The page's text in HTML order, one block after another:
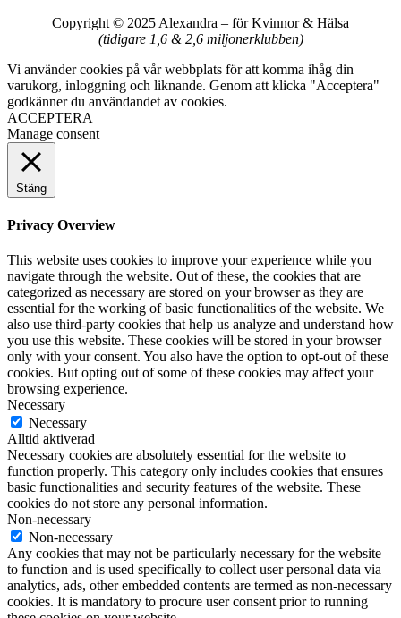
Copyright © 2025 Alexandra – för Kvinnor & Hälsa
(tidigare 1,6 & 2,6 miljonerklubben)
Vi använder cookies på vår webbplats för att komma ihåg din
varukorg, inloggning och liknande. Genom att klicka "Acceptera"
godkänner du användandet av cookies.
ACCEPTERA
Manage consent
Stäng
Privacy Overview
This website uses cookies to improve your experience while you
navigate through the website. Out of these, the cookies that are
categorized as necessary are stored on your browser as they are
essential for the working of basic functionalities of the website. We
also use third-party cookies that help us analyze and understand how
you use this website. These cookies will be stored in your browser
only with your consent. You also have the option to opt-out of these
cookies. But opting out of some of these cookies may affect your
browsing experience.
Necessary
Necessary
Alltid aktiverad
Necessary cookies are absolutely essential for the website to
function properly. This category only includes cookies that ensures
basic functionalities and security features of the website. These
cookies do not store any personal information.
Non-necessary
Non-necessary
Any cookies that may not be particularly necessary for the website
to function and is used specifically to collect user personal data via
analytics, ads, other embedded contents are termed as non-necessary
cookies. It is mandatory to procure user consent prior to running